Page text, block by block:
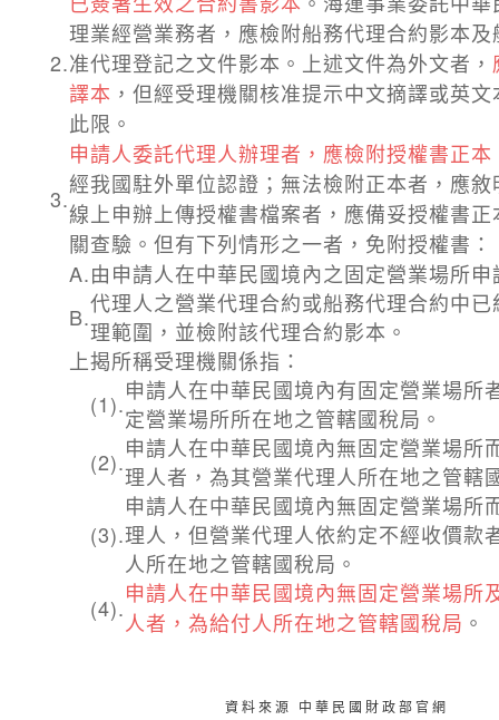
2.
理業經營業務者，應檢附船務代理合約影本
准代理登記之文件影本。上述文件為外文者，
譯本 ，但經受理機關核准提示中文摘譯或英
此限。
3.
申請人委託代理人辦理者，應檢附授權書正本
經我國駐外單位認證；無法檢附正本者，應
線上申辦上傳授權書檔案者，應備妥授權書
關查驗。但有下列情形之一者，免附授權書：
A.由申請人在中華民國境內之固定營業場所申
B.代理人之營業代理合約或船務代理合約中
理範圍，並檢附該代理合約影本。
上揭所稱受理機關係指：
(1).申請人在中華民國境內有固定營業場所
定營業場所所在地之管轄國稅局。
(2).申請人在中華民國境內無固定營業場所
理人者，為其營業代理人所在地之管轄
(3).
申請人在中華民國境內無固定營業場所
理人，但營業代理人依約定不經收價款
人所在地之管轄國稅局。
(4).
申請人在中華民國境內無固定營業場所
人者，為給付人所在地之管轄國稅局 。
資料來源 中華民國財政部官網